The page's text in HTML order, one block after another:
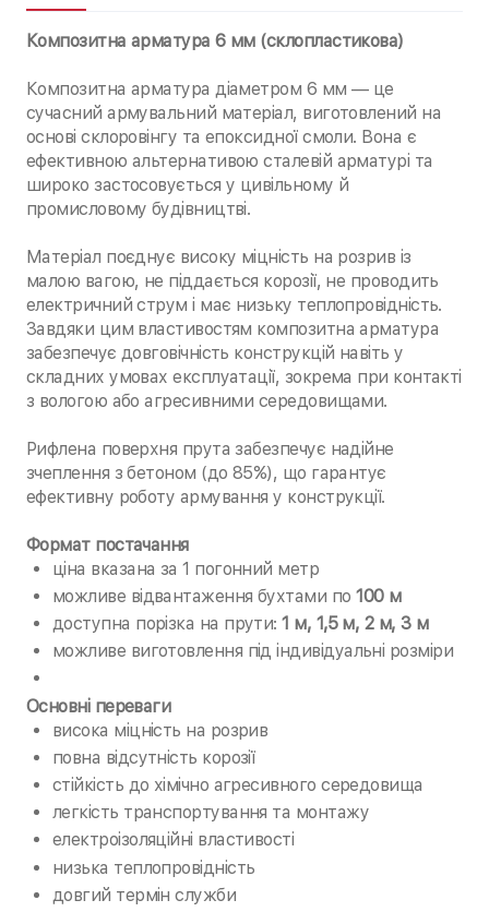
Композитна арматура 6 мм (склопластикова)
Композитна арматура діаметром 6 мм — це
сучасний армувальний матеріал, виготовлений на
основі склоровінгу та епоксидної смоли. Вона є
ефективною альтернативою сталевій арматурі та
широко застосовується у цивільному й
промисловому будівництві.
Матеріал поєднує високу міцність на розрив із
малою вагою, не піддається корозії, не проводить
електричний струм і має низьку теплопровідність.
Завдяки цим властивостям композитна арматура
забезпечує довговічність конструкцій навіть у
складних умовах експлуатації, зокрема при контакті
з вологою або агресивними середовищами.
Рифлена поверхня прута забезпечує надійне
зчеплення з бетоном (до 85%), що гарантує
ефективну роботу армування у конструкції.
Формат постачання
ціна вказана за 1 погонний метр
можливе відвантаження бухтами по100 м
доступна порізка на прути: 1 м, 1,5 м, 2 м, 3 м
можливе виготовлення під індивідуальні розміри
Основні переваги
висока міцність на розрив
повна відсутність корозії
стійкість до хімічно агресивного середовища
легкість транспортування та монтажу
електроізоляційні властивості
низька теплопровідність
довгий термін служби